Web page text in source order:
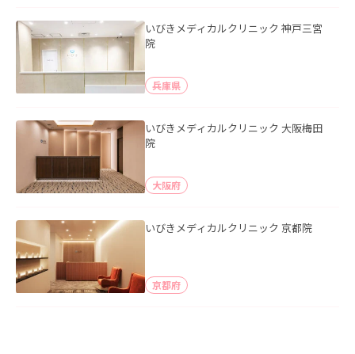
いびきメディカルクリニック 神戸三宮
院
兵庫県
いびきメディカルクリニック 大阪梅田
院
大阪府
いびきメディカルクリニック 京都院
京都府